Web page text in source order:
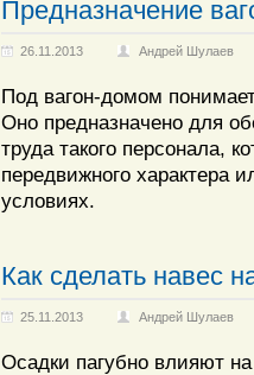
Предназначение
26.11.2013 Андрей Шулаев
Под вагон-домом
Оно предназначено для
труда такого персонала,
передвижного характера
условиях.
Как сделать навес
25.11.2013 Андрей Шулаев
Осадки пагубно влияют